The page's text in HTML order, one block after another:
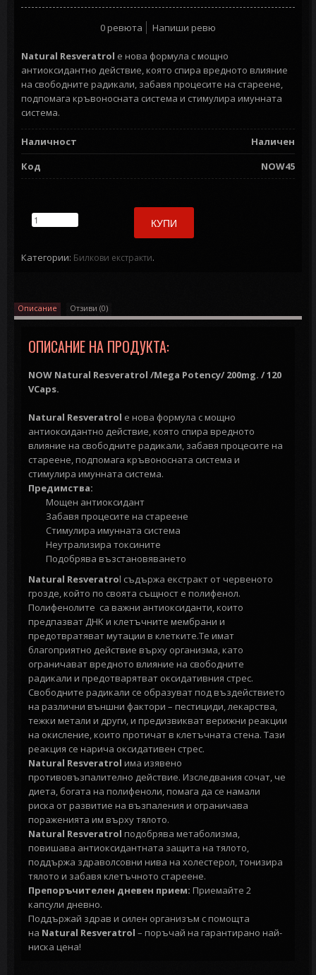
0 ревюта Напиши ревю
Natural Resveratrol е нова формула с мощно
антиоксидантно действие, която спира вредното влияние
на свободните радикали, забавя процесите на стареене,
подпомага кръвоносната система и стимулира имунната
система.
Наличност
Наличен
Код
NOW45
КУПИ
Категории: Билкови екстракти.
Описание Отзиви (0)
ОПИСАНИЕ НА ПРОДУКТА:
NOW Natural Resveratrol /Mega Potency/ 200mg. / 120
VCaps.
Natural Resveratrol е нова формула с мощно
антиоксидантно действие, която спира вредното
влияние на свободните радикали, забавя процесите на
стареене, подпомага кръвоносната система и
стимулира имунната система.
Предимства:
Мощен антиоксидант
Забавя процесите на стареене
Стимулира имунната система
Неутрализира токсините
Подобрява възстановяването
Natural Resveratrol съдържа екстракт от червеното
грозде, който по своята същност е полифенол.
Полифенолите са важни антиоксиданти, които
предпазват ДНК и клетъчните мембрани и
предотвратяват мутации в клетките.Те имат
благоприятно действие върху организма, като
ограничават вредното влияние на свободните
радикали и предотварятват оксидативния стрес.
Свободните радикали се образуват под въздействието
на различни външни фактори – пестициди, лекарства,
тежки метали и други, и предизвикват верижни реакции
на окисление, които протичат в клетъчната стена. Тази
реакция се нарича оксидативен стрес.
Natural Resveratrol има изявено
противовъзпалително действие. Изследвания сочат, че
диета, богата на полифеноли, помага да се намали
риска от развитие на възпаления и ограничава
пораженията им върху тялото.
Natural Resveratrol подобрява метаболизма,
повишава антиоксидантната защита на тялото,
поддържа здраволсовни нива на холестерол, тонизира
тялото и забавя клетъчното стареене.
Препоръчителен дневен прием: Приемайте 2
капсули дневно.
Поддържай здрав и силен организъм с помощта
на Natural Resveratrol – поръчай на гарантирано най-
ниска цена!